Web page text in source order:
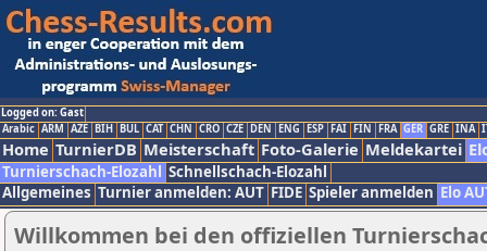
Logged on: Gast
Arabic ARM AZE BIH BUL CAT CHN CRO CZE DEN ENG ESP FAI FIN FRA GER GRE INA
Home TurnierDB Meisterschaft Foto-Galerie Meldekartei
Turnierschach-Elozahl Schnellschach-Elozahl
Allgemeines Turnier anmelden: AUT FIDE Spieler anmelden Elo
Willkommen bei den offiziellen